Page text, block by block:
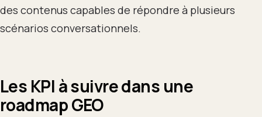
des contenus capables de répondre à plusieurs
scénarios conversationnels.
Les KPI à suivre dans une
roadmap GEO